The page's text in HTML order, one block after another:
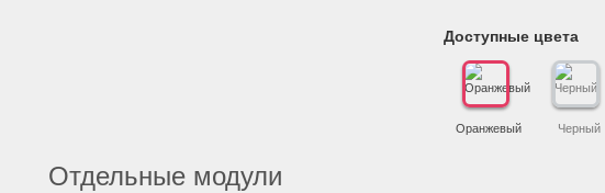
Доступные цвета
Оранжевый Черный
Отдельные модули